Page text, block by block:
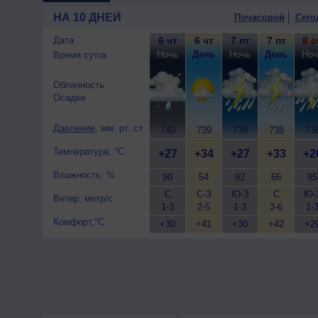
малооблачная погода,
северный, умеренный.
10 августа , ожидается
+24..26°, днем +30..32°,
НА 10 ДНЕЙ Почасовой
Дата
Время суток
Облачность
Осадки
Давление, мм. рт. ст.
Температура, °C
Влажность, %
Ветер, метр/с
Комфорт,°C
6 чт
Ночь
740
+27
90
С
1-3
+30
6 чт
День
739
+34
54
С-З
2-5
+41
7 пт
Ночь
739
+27
92
Ю-З
1-3
+30
7 пт
День
738
+33
66
С
3-6
+42
8
95
Ю-
1-3